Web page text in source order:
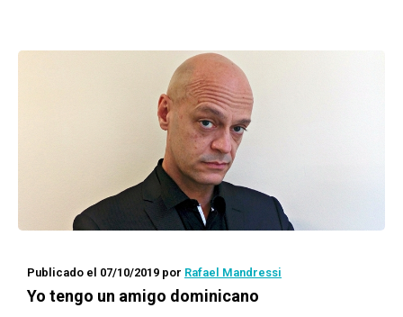
Publicado el 07/10/2019 por Rafael Mandressi
Yo tengo un amigo dominicano